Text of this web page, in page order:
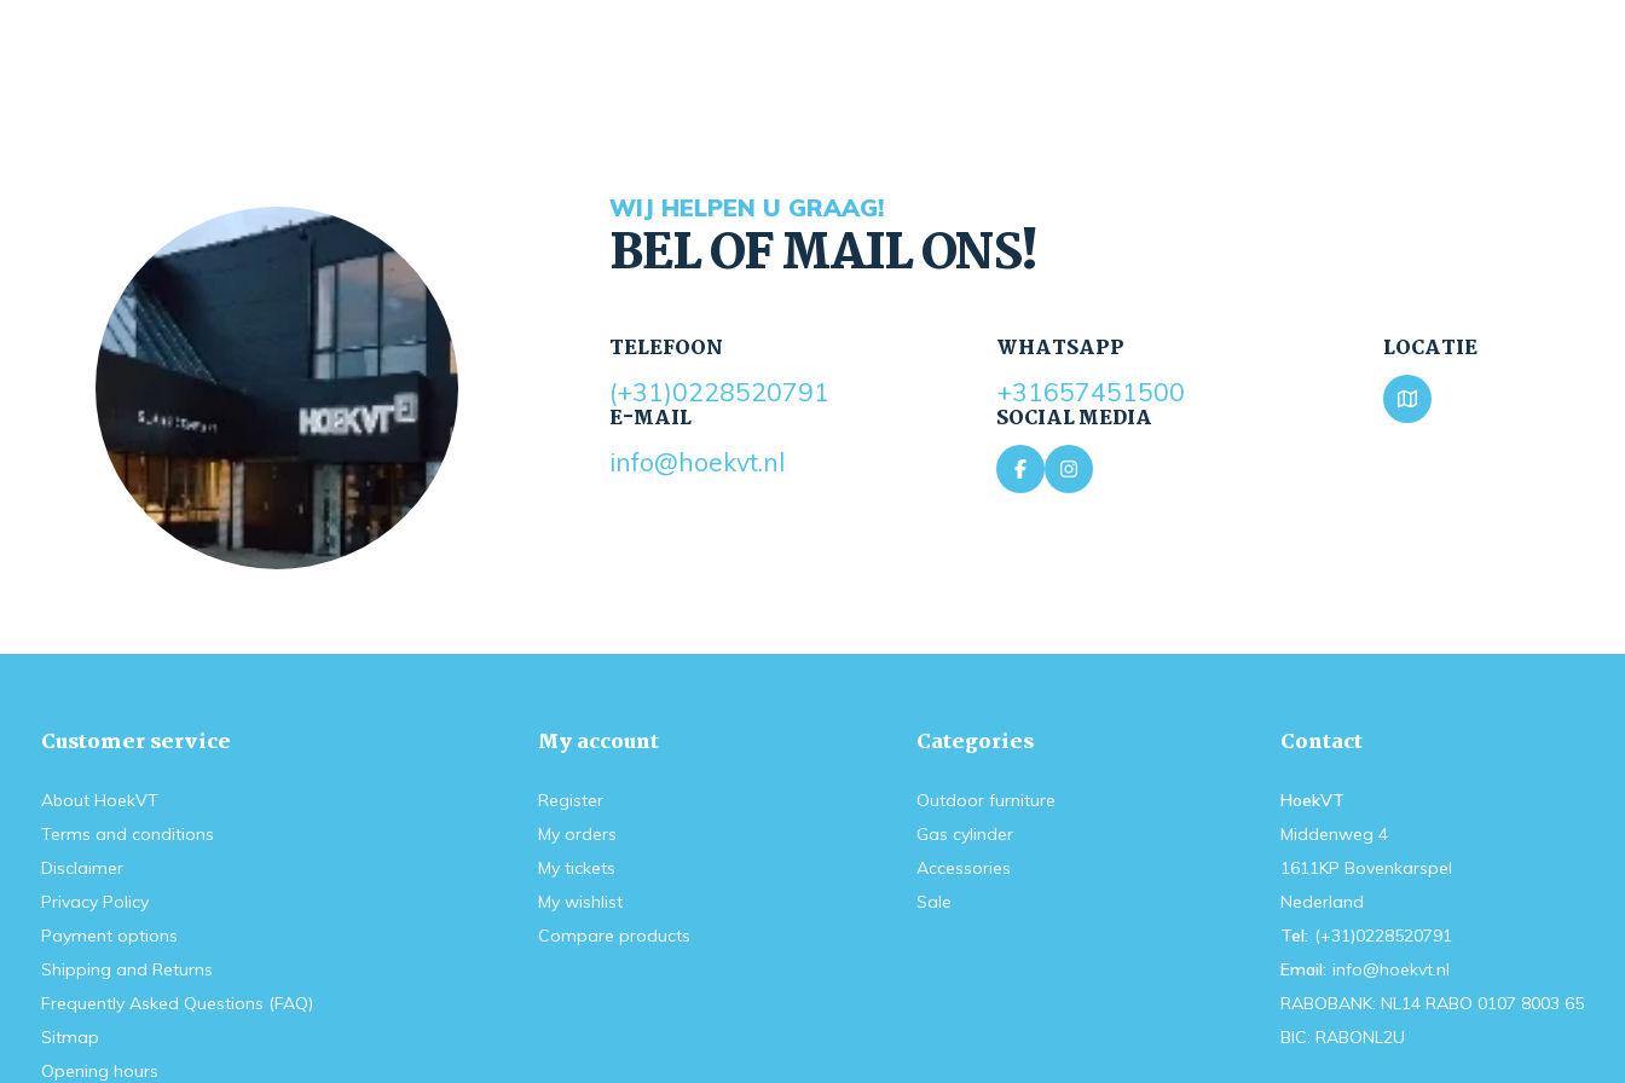
WIJ HELPEN U GRAAG!
BEL OF MAIL ONS!
TELEFOON
(+31)0228520791
E-MAIL
info@hoekvt.nl
WHATSAPP
+31657451500
SOCIAL MEDIA
LOCATIE
Customer service
About HoekVT
Terms and conditions
Disclaimer
Privacy Policy
Payment options
Shipping and Returns
Frequently Asked Questions (FAQ)
Sitmap
Opening hours
My account
Register
My orders
My tickets
My wishlist
Compare products
Categories
Outdoor furniture
Gas cylinder
Accessories
Sale
Contact
HoekVT
Middenweg 4
1611KP Bovenkarspel
Nederland
Tel: (+31)0228520791
Email: info@hoekvt.nl
RABOBANK: NL14 RABO 0107 8003 65
BIC: RABONL2U